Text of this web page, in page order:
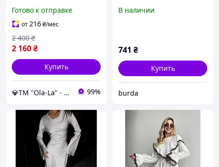
поясом и
асимметричным низом
44-48 размеры белое
Готово к отправке
от216₴/мес
2 160₴
2 400 ₴
Купить
💎TM "Ola-La" - якісний одяг від виробника 💎 99%
В наличии
741 ₴
Купить
burda